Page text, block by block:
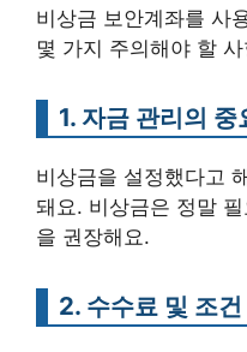
비상금 보안계좌를 사
몇 가지 주의해야 할
1. 자금 관리의 중
비상금을 설정했다고
돼요. 비상금은 정말
을 권장해요.
2. 수수료 및 조